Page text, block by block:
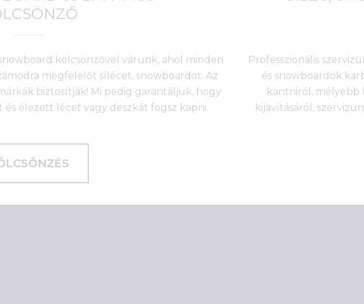
kölcsönzővel várunk, ahol minden
megfelelőt sílécet, snowboardot. Az
biztosítják! Mi pedig garantáljuk, hogy
élezett lécet vagy deszkát fogsz kapni.
Professzionális
és snowboardok
kantniról, mélyebb
kijavításáról,